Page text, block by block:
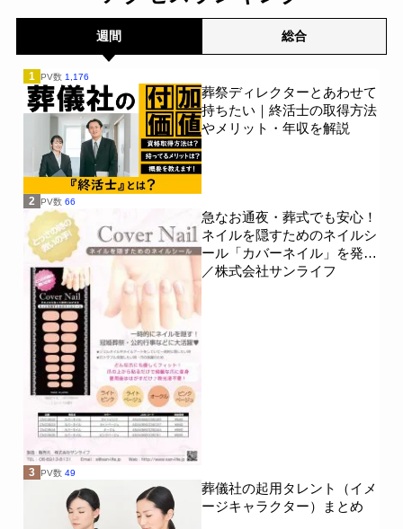
週間 総合
1 PV数 1,176
葬祭ディレクターとあわせて
持ちたい｜終活士の取得方法
やメリット・年収を解説
2 PV数 66
急なお通夜・葬式でも安心！
ネイルを隠すためのネイルシ
ール「カバーネイル」を発売
／株式会社サンライフ
3 PV数 49
葬儀社の起用タレント（イメ
ージキャラクター）まとめ